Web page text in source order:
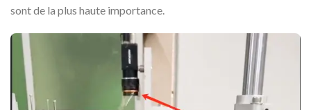
sont de la plus haute importance.